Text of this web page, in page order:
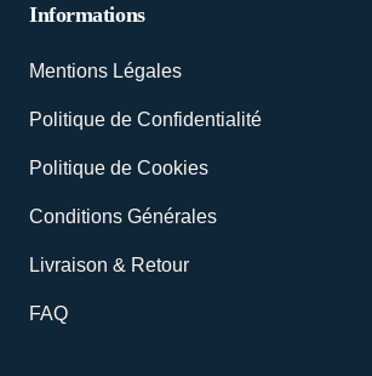
Informations
Mentions Légales
Politique de Confidentialité
Politique de Cookies
Conditions Générales
Livraison & Retour
FAQ